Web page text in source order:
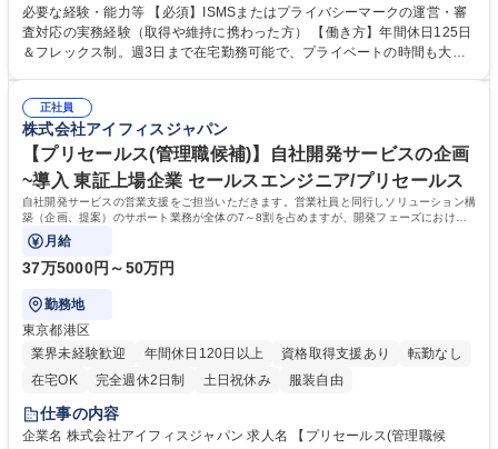
な体制を自らの手で創り上げていく達成感を味わえます。 【ミッション】
社内の「安心・安全」を守る司令塔 【詳細】■ISMS・Pマークの維持管理
や更新・審査への対応 ■社内のシステムが安定して動くための管理・改善
をより良くアップデートしていく役割をお任せします。 募集職種 【情報
セキュリティ】上場企業で守りから攻めのセキュリティへ 週3在宅/年休12
必要な経験・能力等 【必須】ISMSまたはプライバシーマークの運営・審
査対応の実務経験（取得や維持に携わった方） 【働き方】年間休日125日
＆フレックス制。週3日まで在宅勤務可能で、プライベートの時間も大切
据えて働ける制度が充実 ■やりがいのある環境：単なる「チェック係」で
はなく、IT技術を駆使して自ら課題を見つけ、会社全体のセキュリティレ
ベルを向上させる「攻め」の姿勢を歓迎する職場です。 学歴・資格 学
歴：大学院 大学 語学力： 資格：
正社員
株式会社アイフィスジャパン
【プリセールス(管理職候補)】自社開発サービスの企画
~導入 東証上場企業 セールスエンジニア/プリセールス
自社開発サービスの営業支援をご担当いただきます。営業社員と同行しソリューション構
築（企画、提案）のサポート業務が全体の7～8割を占めますが、開発フェーズにおける
進捗管理などの業務もお任せします。
月給
37万5000円～50万円
勤務地
東京都港区
業界未経験歓迎
年間休日120日以上 資格取得支援あり
転勤なし
在宅OK
完全週休2日制 土日祝休み 服装自由
仕事の内容
企業名 株式会社アイフィスジャパン 求人名 【プリセールス(管理職候